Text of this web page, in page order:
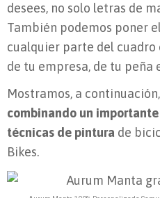
desees, no solo letras de
También podemos poner
cualquier parte del cuadro
de tu empresa, de tu peña
Mostramos, a
combinando un
técnicas de pintura de
Bikes.